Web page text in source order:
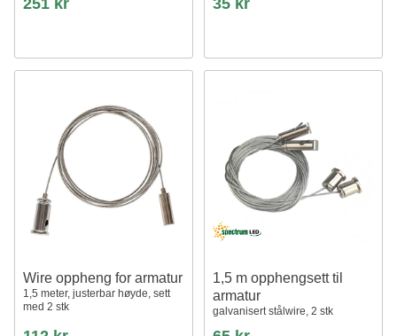
251 kr 35 kr
Wire oppheng for armatur
1,5 meter, justerbar høyde, sett
med 2 stk
1,5 m opphengsett til
armatur
galvanisert stålwire, 2 stk